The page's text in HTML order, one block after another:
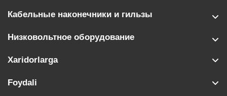
Кабельные наконечники и гильзы
Низковольтное оборудование
Xaridorlarga
Foydali